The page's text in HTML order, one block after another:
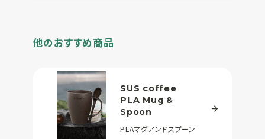
他のおすすめ商品
SUS coffee
PLA Mug &
Spoon
PLAマグアンドスプーン